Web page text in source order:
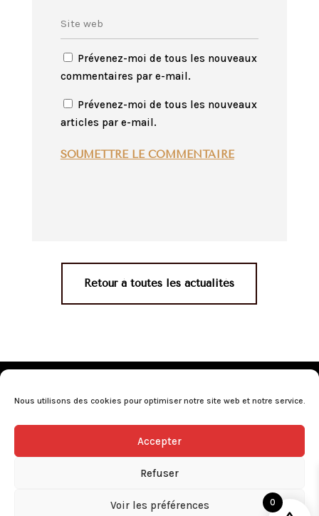
Nous utilisons des cookies pour optimiser notre site web et notre service.
Accepter
Refuser
Voir les préférences
Prévenez-moi de tous les nouveaux
commentaires par e-mail.
Prévenez-moi de tous les nouveaux
articles par e-mail.
SOUMETTRE LE COMMENTAIRE
Retour à toutes les actualités
Conditions générales de vente•Nos revendeurs•
L’abus d’alcool est dangereux pour la santé, consommez avec
0